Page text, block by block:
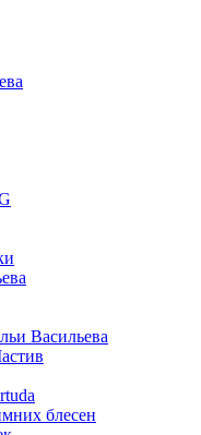
Васильева
блесен